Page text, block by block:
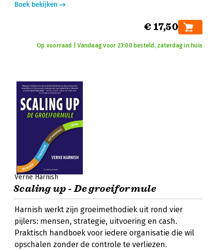
Boek bekijken
€ 17,50
Op voorraad | Vandaag voor 23:00 besteld, zaterdag in huis
Verne Harnish
Scaling up - De groeiformule
Harnish werkt zijn groeimethodiek uit rond vier
pijlers: mensen, strategie, uitvoering en cash.
Praktisch handboek voor iedere organisatie die wil
opschalen zonder de controle te verliezen.